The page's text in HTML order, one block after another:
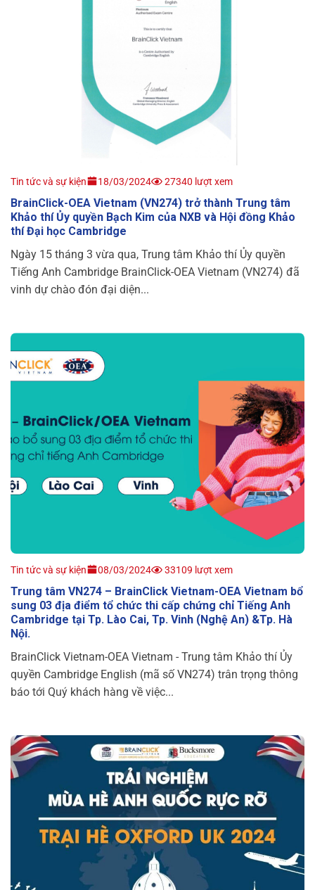
Tin tức và sự kiện 18/03/2024 27340 lượt xem
BrainClick-OEA Vietnam (VN274) trở thành Trung tâm
Khảo thí Ủy quyền Bạch Kim của NXB và Hội đồng Khảo
thí Đại học Cambridge
Ngày 15 tháng 3 vừa qua, Trung tâm Khảo thí Ủy quyền
Tiếng Anh Cambridge BrainClick-OEA Vietnam (VN274) đã
vinh dự chào đón đại diện...
Tin tức và sự kiện 08/03/2024 33109 lượt xem
Trung tâm VN274 – BrainClick Vietnam-OEA Vietnam bổ
sung 03 địa điểm tổ chức thi cấp chứng chỉ Tiếng Anh
Cambridge tại Tp. Lào Cai, Tp. Vinh (Nghệ An) &Tp. Hà
Nội.
BrainClick Vietnam-OEA Vietnam - Trung tâm Khảo thí Ủy
quyền Cambridge English (mã số VN274) trân trọng thông
báo tới Quý khách hàng về việc...